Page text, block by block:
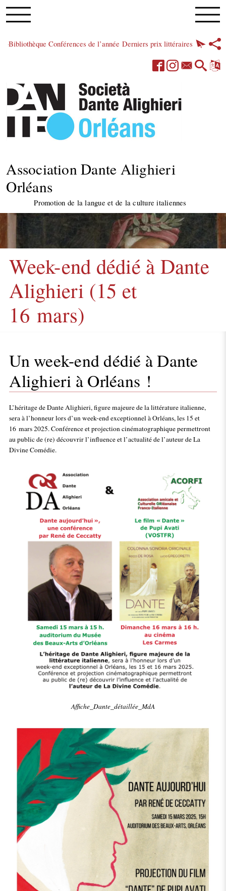
Bibliothèque Conférences de l’année Derniers prix littéraires
Association Dante Alighieri
Orléans
Promotion de la langue et de la culture italiennes
Week-end dédié à Dante
Alighieri (15 et
16 mars)
Un week-end dédié à Dante
Alighieri à Orléans !
L’héritage de Dante Alighieri, figure majeure de la littérature italienne,
sera à l’honneur lors d’un week-end exceptionnel à Orléans, les 15 et
16 mars 2025. Conférence et projection cinématographique permettront
au public de (re) découvrir l’influence et l’actualité de l’auteur de La
Divine Comédie.
Affiche_Dante_détaillée_MdA